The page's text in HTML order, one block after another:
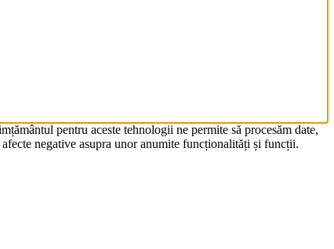
pentru aceste tehnologii ne permite să procesăm date,
negative asupra unor anumite funcționalități și funcții.